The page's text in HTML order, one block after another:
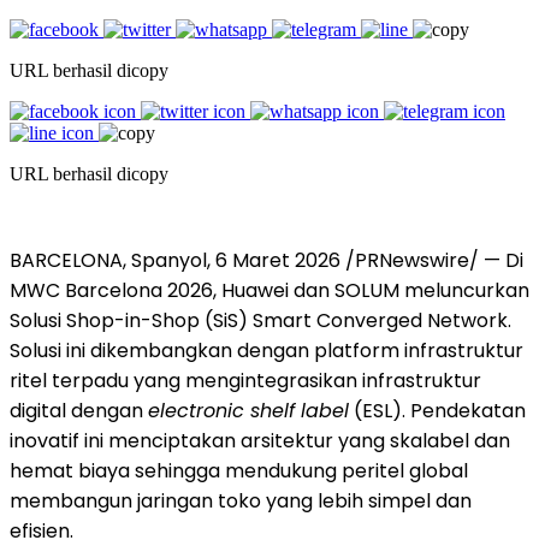
URL berhasil dicopy
URL berhasil dicopy
BARCELONA, Spanyol, 6 Maret 2026 /PRNewswire/ — Di
MWC Barcelona 2026, Huawei dan SOLUM meluncurkan
Solusi Shop-in-Shop (SiS) Smart Converged Network.
Solusi ini dikembangkan dengan platform infrastruktur
ritel terpadu yang mengintegrasikan infrastruktur
digital denganelectronic shelf label (ESL). Pendekatan
inovatif ini menciptakan arsitektur yang skalabel dan
hemat biaya sehingga mendukung peritel global
membangun jaringan toko yang lebih simpel dan
efisien.